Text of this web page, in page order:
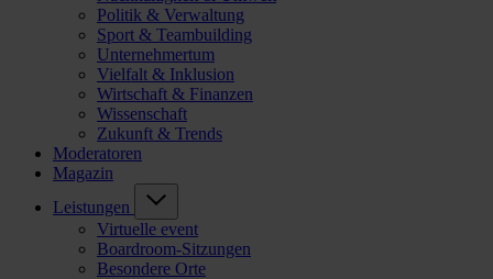
Politik & Verwaltung
Sport & Teambuilding
Unternehmertum
Vielfalt & Inklusion
Wirtschaft & Finanzen
Wissenschaft
Zukunft & Trends
Moderatoren
Magazin
Leistungen
Virtuelle event
Boardroom-Sitzungen
Besondere Orte